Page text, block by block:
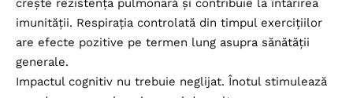
crește rezistența pulmonară și contribuie la întărirea
imunității. Respirația controlată din timpul exercițiilor
are efecte pozitive pe termen lung asupra sănătății
generale.
Impactul cognitiv nu trebuie neglijat. Înotul stimulează